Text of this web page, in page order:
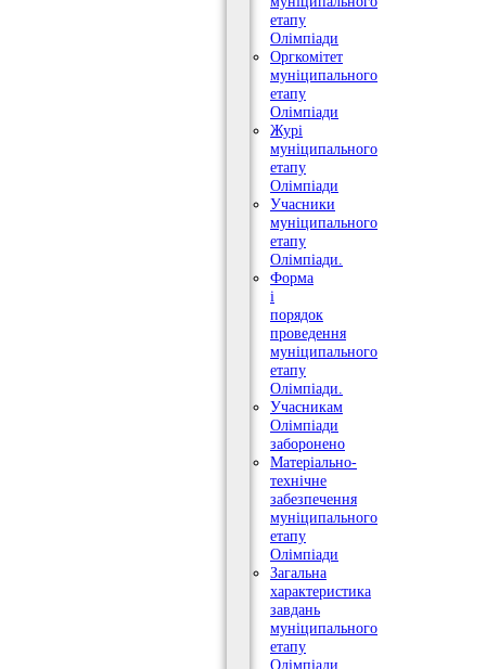
етапу
Олімпіади
Оргкомітет
муніципального
етапу
Олімпіади
Журі
муніципального
етапу
Олімпіади
Учасники
муніципального
етапу
Олімпіади.
Форма
і
порядок
проведення
муніципального
етапу
Олімпіади.
Учасникам
Олімпіади
заборонено
Матеріально-
технічне
забезпечення
муніципального
етапу
Олімпіади
Загальна
характеристика
завдань
муніципального
етапу
Олімпіади